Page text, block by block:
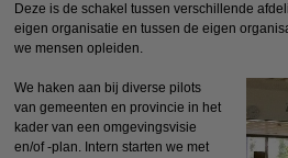
Deze is de schakel tussen verschillende
eigen organisatie en tussen de eigen
we mensen opleiden.
We haken aan bij diverse pilots
van gemeenten en provincie in het
kader van een omgevingsvisie
en/of -plan. Intern starten we met